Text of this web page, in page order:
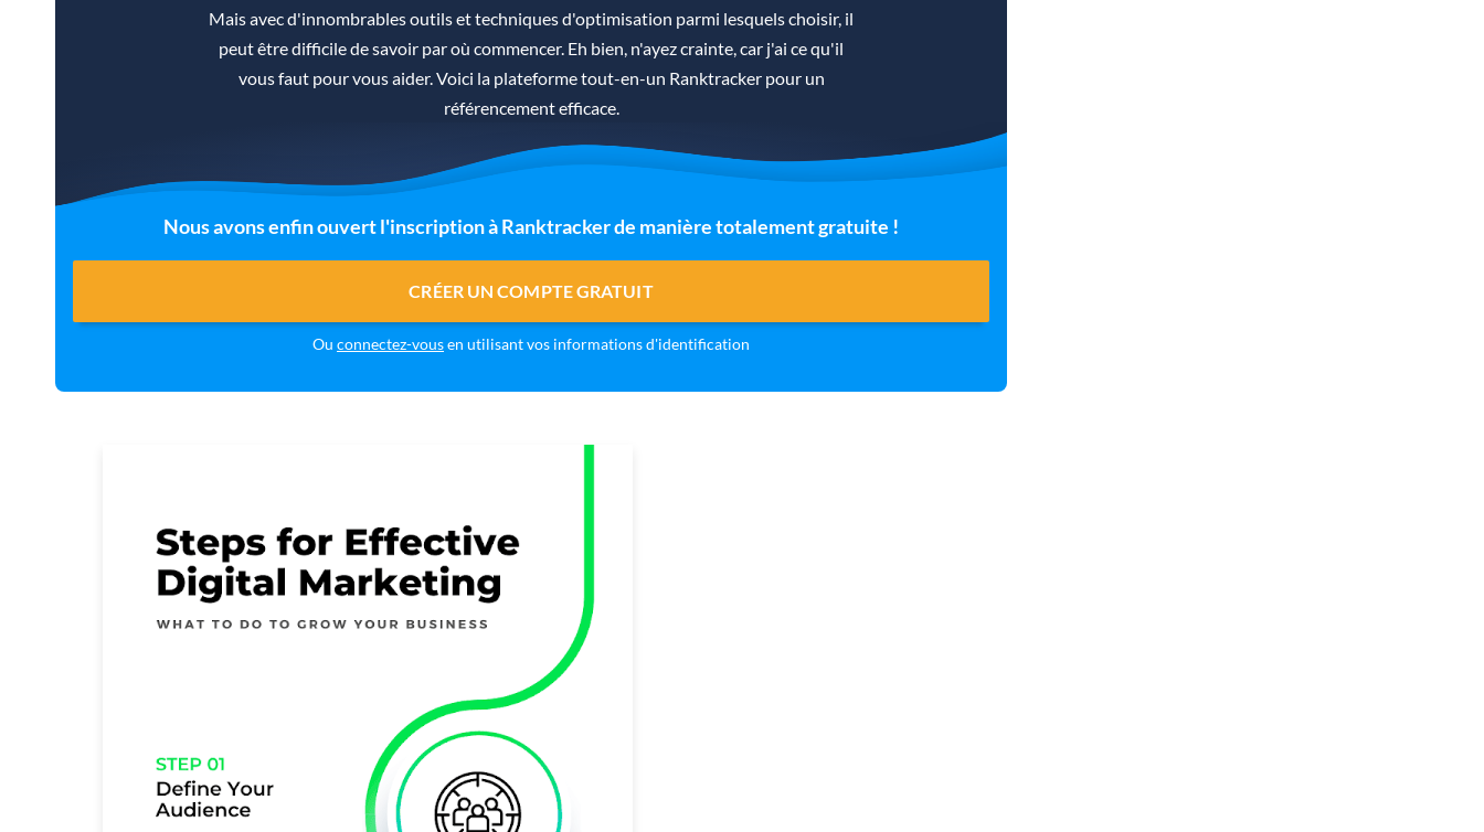
Mais avec d'innombrables outils et techniques d'optimisation parmi lesquels choisir, il
peut être difficile de savoir par où commencer. Eh bien, n'ayez crainte, car j'ai ce qu'il
vous faut pour vous aider. Voici la plateforme tout-en-un Ranktracker pour un
référencement efficace.
Nous avons enfin ouvert l'inscription à Ranktracker de manière totalement gratuite !
CRÉER UN COMPTE GRATUIT
Ou connectez-vousen utilisant vos informations d'identification